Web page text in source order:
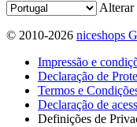
Alterar
© 2010-2026 niceshops
Impressão e
Declaração de
Termos e
Declaração de
Definições de